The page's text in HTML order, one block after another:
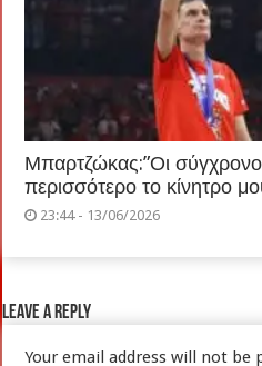
Μπαρτζώκας:”Οι
περισσότερο το κίνητρο
23:44 - 13/06/2026
Leave a Reply
Your email address will not be